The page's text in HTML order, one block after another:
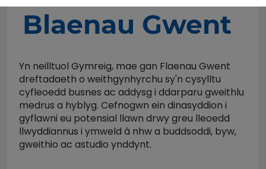
Blaenau Gwent
Yn neilltuol Gymreig, mae gan Flaenau Gwent
dreftadaeth o weithgynhyrchu sy'n cysylltu
cyfleoedd busnes ac addysg i ddarparu gweithlu
medrus a hyblyg. Cefnogwn ein dinasyddion i
gyflawni eu potensial llawn drwy greu lleoedd
llwyddiannus i ymweld â nhw a buddsoddi, byw,
gweithio ac astudio ynddynt.